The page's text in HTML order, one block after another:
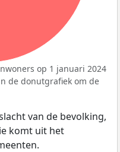
op 1 januari 2024
de donutgrafiek om de
van de bevolking,
komt uit het